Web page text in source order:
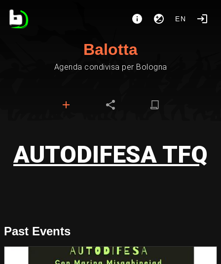
EN
Balotta
Agenda condivisa per Bologna
AUTODIFESA TFQ
Past Events